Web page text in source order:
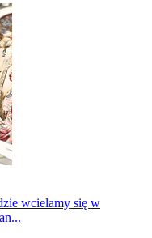
wcielamy się w